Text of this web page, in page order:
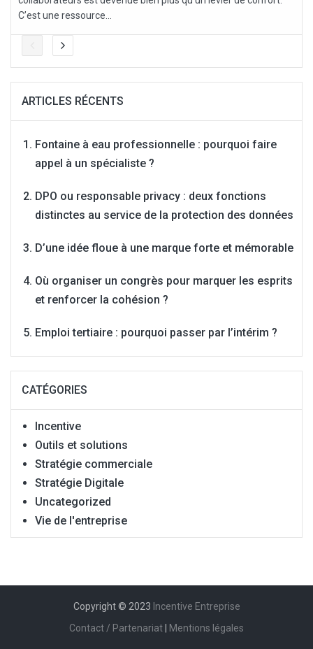
C’est une ressource...
ARTICLES RÉCENTS
Fontaine à eau professionnelle : pourquoi faire
appel à un spécialiste ?
DPO ou responsable privacy : deux fonctions
distinctes au service de la protection des données
D’une idée floue à une marque forte et mémorable
Où organiser un congrès pour marquer les esprits
et renforcer la cohésion ?
Emploi tertiaire : pourquoi passer par l’intérim ?
CATÉGORIES
Incentive
Outils et solutions
Stratégie commerciale
Stratégie Digitale
Uncategorized
Vie de l'entreprise
Copyright © 2023 Incentive Entreprise
Contact / Partenariat
Mentions légales